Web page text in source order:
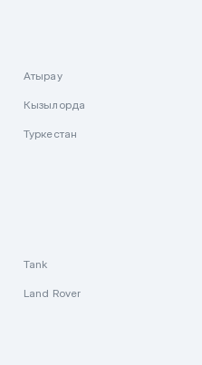
Атырау
Кызылорда
Туркестан
Tank
Land Rover